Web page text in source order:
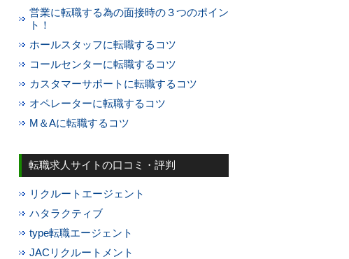
営業に転職する為の面接時の３つのポイン
ト！
ホールスタッフに転職するコツ
コールセンターに転職するコツ
カスタマーサポートに転職するコツ
オペレーターに転職するコツ
M＆Aに転職するコツ
転職求人サイトの口コミ・評判
リクルートエージェント
ハタラクティブ
type転職エージェント
JACリクルートメント